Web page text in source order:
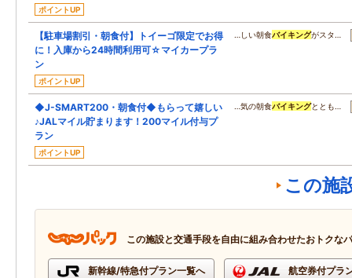
ポイントUP
【駐車場割引・朝食付】トイーゴ限定でお得
に！入庫から24時間利用可☆マイカープラ
ン
ポイントUP
…しい朝食バイキングがスタ…
◆J-SMART200・朝食付◆もらって嬉しい
♪JALマイル貯まります！200マイル付与プ
ラン
ポイントUP
…気の朝食バイキングととも…
この施
この施設と交通手段を自由に組み合わせたおトクな
新幹線/特急付プラン一覧へ 航空券付プラ